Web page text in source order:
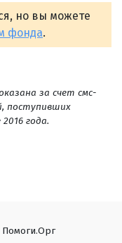
но вы можете
фонда.
за счет смс-
поступивших
года.